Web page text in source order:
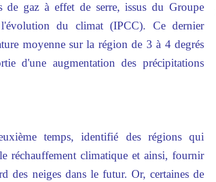
de gaz à effet de serre, issus du Groupe
l'évolution du climat (IPCC). Ce dernier
moyenne sur la région de 3 à 4 degrés
d'une augmentation des précipitations
temps, identifié des régions qui
réchauffement climatique et ainsi, fournir
des neiges dans le futur. Or, certaines de